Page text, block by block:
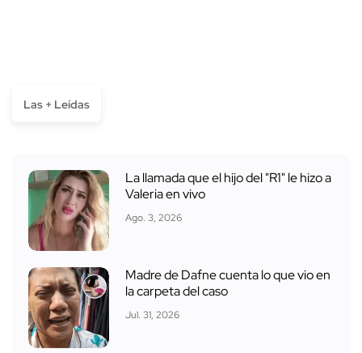
Las + Leídas
La llamada que el hijo del "R1" le hizo a
Valeria en vivo
Ago. 3, 2026
Madre de Dafne cuenta lo que vio en
la carpeta del caso
Jul. 31, 2026